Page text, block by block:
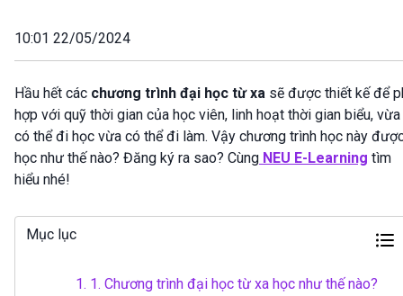
10:01 22/05/2024
Hầu hết các chương trình đại học từ xa sẽ được thiết kế để
hợp với quỹ thời gian của học viên, linh hoạt thời gian biểu, vừa
có thể đi học vừa có thể đi làm. Vậy chương trình học này
học như thế nào? Đăng ký ra sao? Cùng NEU E-Learning tìm
hiểu nhé!
Mục lục
1. 1. Chương trình đại học từ xa học như thế nào?